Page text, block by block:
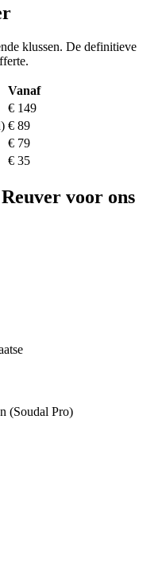
klussen. De definitieve
Vanaf
€ 149
€ 89
€ 79
€ 35
Reuver voor ons
(Soudal Pro)